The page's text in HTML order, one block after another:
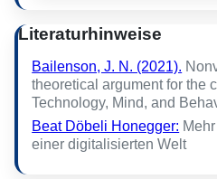
Literaturhinweise
Bailenson, J. N. (2021).
theoretical argument for the
Technology, Mind, and
Beat Döbeli Honegger:
einer digitalisierten Welt